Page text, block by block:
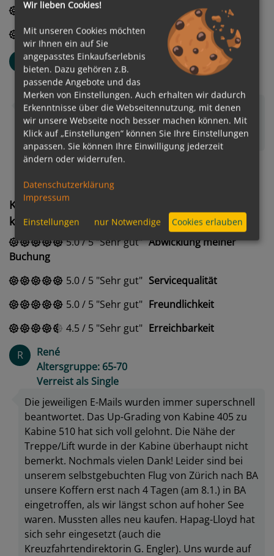
4.0/5 Gut
5.0/5 Sehr gut
Check-In/Check-Out
René
Altersgruppe: 65-70
Verreist als Single
Wir hatten ein paar Mal Probleme mit unserem
Batch der Kabine, da er nicht mehr funktionierte.
Aber das ist eher eine Kleinigkeit.Weiterlesen...
Kundenerfahrungen mit dem Service von
kreuzfahrten.de
5.0/5 Sehr gut
Abwicklung meiner
Buchung
5.0/ 5 Sehr gut
Servicequalität
5.0/ 5 Sehr gut
Freundlichkeit
4.5/ 5 Sehr gut
Erreichbarkeit
R
René
Altersgruppe: 65-70
Verreist als Single
Die jeweiligen E-Mails wurden immer superschnell
beantwortet. Das Up-Grading von Kabine 405 zu
Kabine 510 hat sich voll gelohnt. Die Nähe der
Treppe/Lift wurde in der Kabine überhaupt nicht
bemerkt. Nochmals vielen Dank! Leider sind bei
unserem selbstgebuchten Flug von Zürich nach BA
unsere Koffern erst nach 4 Tagen (am 8.1.) in BA
eingetroffen, als wir längst schon auf hoher See
waren. Mussten alles neu kaufen. Hapag-Lloyd hat
sich sehr eingesetzt (auch die
Kreuzfahrtendirektorin G. Engler). Uns wurde auf
Wir lieben Cookies!
Mit unseren Cookies möchten
wir Ihnen ein auf Sie
angepasstes Einkaufserlebnis
bieten. Dazu gehören z.B.
passende Angebote und das
Merken von Einstellungen. Auch erhalten wir dadurch
Erkenntnisse über die Webseitennutzung, mit denen
wir unsere Webseite noch besser machen können. Mit
Klick auf „Einstellungen“ können Sie Ihre Einstellungen
anpassen. Sie können Ihre Einwilligung jederzeit
ändern oder widerrufen.
Datenschutzerklärung
Impressum
Einstellungen nur Notwendige Cookies erlauben